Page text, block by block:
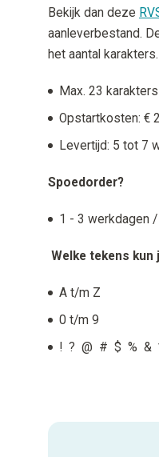
Bekijk dan deze
aanleverbestand.
het aantal karakters.
Max. 23
Opstartkosten: €
Levertijd: 5 tot 7
Spoedorder?
1 - 3 werkdagen
Welke tekens kun
A t/m Z
0 t/m 9
! ? @ # $ %